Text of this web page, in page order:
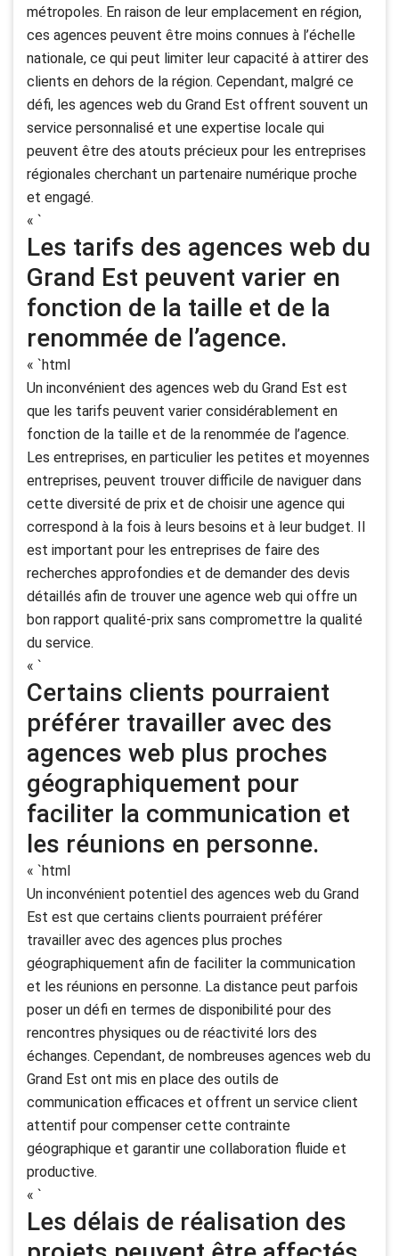
métropoles. En raison de leur emplacement en région,
ces agences peuvent être moins connues à l’échelle
nationale, ce qui peut limiter leur capacité à attirer des
clients en dehors de la région. Cependant, malgré ce
défi, les agences web du Grand Est offrent souvent un
service personnalisé et une expertise locale qui
peuvent être des atouts précieux pour les entreprises
régionales cherchant un partenaire numérique proche
et engagé.
« `
Les tarifs des agences web du
Grand Est peuvent varier en
fonction de la taille et de la
renommée de l’agence.
« `html
Un inconvénient des agences web du Grand Est est
que les tarifs peuvent varier considérablement en
fonction de la taille et de la renommée de l’agence.
Les entreprises, en particulier les petites et moyennes
entreprises, peuvent trouver difficile de naviguer dans
cette diversité de prix et de choisir une agence qui
correspond à la fois à leurs besoins et à leur budget. Il
est important pour les entreprises de faire des
recherches approfondies et de demander des devis
détaillés afin de trouver une agence web qui offre un
bon rapport qualité-prix sans compromettre la qualité
du service.
« `
Certains clients pourraient
préférer travailler avec des
agences web plus proches
géographiquement pour
faciliter la communication et
les réunions en personne.
« `html
Un inconvénient potentiel des agences web du Grand
Est est que certains clients pourraient préférer
travailler avec des agences plus proches
géographiquement afin de faciliter la communication
et les réunions en personne. La distance peut parfois
poser un défi en termes de disponibilité pour des
rencontres physiques ou de réactivité lors des
échanges. Cependant, de nombreuses agences web du
Grand Est ont mis en place des outils de
communication efficaces et offrent un service client
attentif pour compenser cette contrainte
géographique et garantir une collaboration fluide et
productive.
« `
Les délais de réalisation des